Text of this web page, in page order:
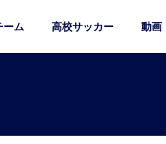
ーム 高校サッカー 動画